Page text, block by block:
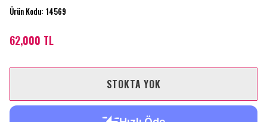
Ürün Kodu: 14569
62,000 TL
STOKTA YOK